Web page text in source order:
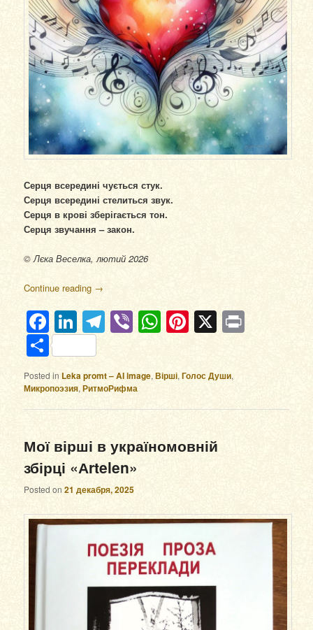
Серця всередині чується стук.
Серця всередині стелиться звук.
Серця в крові зберігається тон.
Серця звучання – закон.
© Лєка Веселка, лютий 2026
Continue reading →
Facebook
LinkedIn
Telegram
ViberWhatsApp
Pinterest
X
Отправить
Posted in Leka promt – AI image,Вірші,Голос Души,
Микропоэзия,РитмоРифма
Мої вірші в україномовній
збірці «Аrtelen»
Posted on21 декабря, 2025